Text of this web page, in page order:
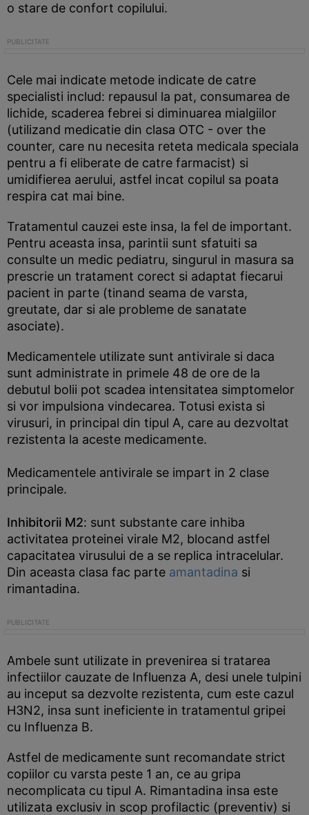
o stare de confort copilului.
Cele mai indicate metode indicate de catre
specialisti includ: repausul la pat, consumarea de
lichide, scaderea febrei si diminuarea mialgiilor
(utilizand medicatie din clasa OTC - over the
counter, care nu necesita reteta medicala speciala
pentru a fi eliberate de catre farmacist) si
umidifierea aerului, astfel incat copilul sa poata
respira cat mai bine.
Tratamentul cauzei este insa, la fel de important.
Pentru aceasta insa, parintii sunt sfatuiti sa
consulte un medic pediatru, singurul in masura sa
prescrie un tratament corect si adaptat fiecarui
pacient in parte (tinand seama de varsta,
greutate, dar si ale probleme de sanatate
asociate).
Medicamentele utilizate sunt antivirale si daca
sunt administrate in primele 48 de ore de la
debutul bolii pot scadea intensitatea simptomelor
si vor impulsiona vindecarea. Totusi exista si
virusuri, in principal din tipul A, care au dezvoltat
rezistenta la aceste medicamente.
Medicamentele antivirale se impart in 2 clase
principale.
Inhibitorii M2: sunt substante care inhiba
activitatea proteinei virale M2, blocand astfel
capacitatea virusului de a se replica intracelular.
Din aceasta clasa fac parte amantadina si
rimantadina.
Ambele sunt utilizate in prevenirea si tratarea
infectiilor cauzate de Influenza A, desi unele tulpini
au inceput sa dezvolte rezistenta, cum este cazul
H3N2, insa sunt ineficiente in tratamentul gripei
cu Influenza B.
Astfel de medicamente sunt recomandate strict
copiilor cu varsta peste 1 an, ce au gripa
necomplicata cu tipul A. Rimantadina insa este
utilizata exclusiv in scop profilactic (preventiv) si